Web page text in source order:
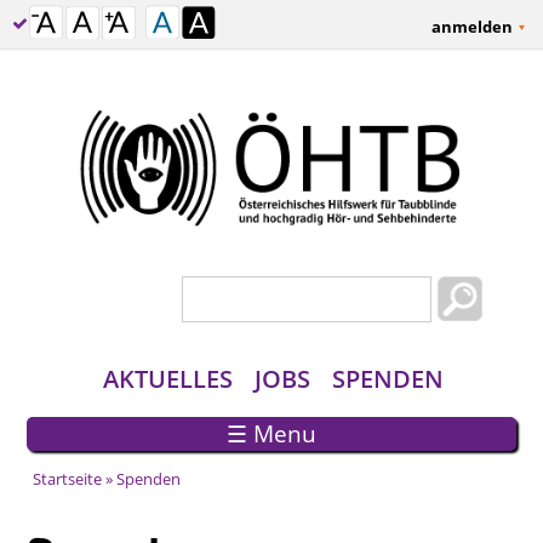
anmelden
Suche
AKTUELLES JOBS SPENDEN
☰ Menu
Sie sind hier
Startseite» Spenden